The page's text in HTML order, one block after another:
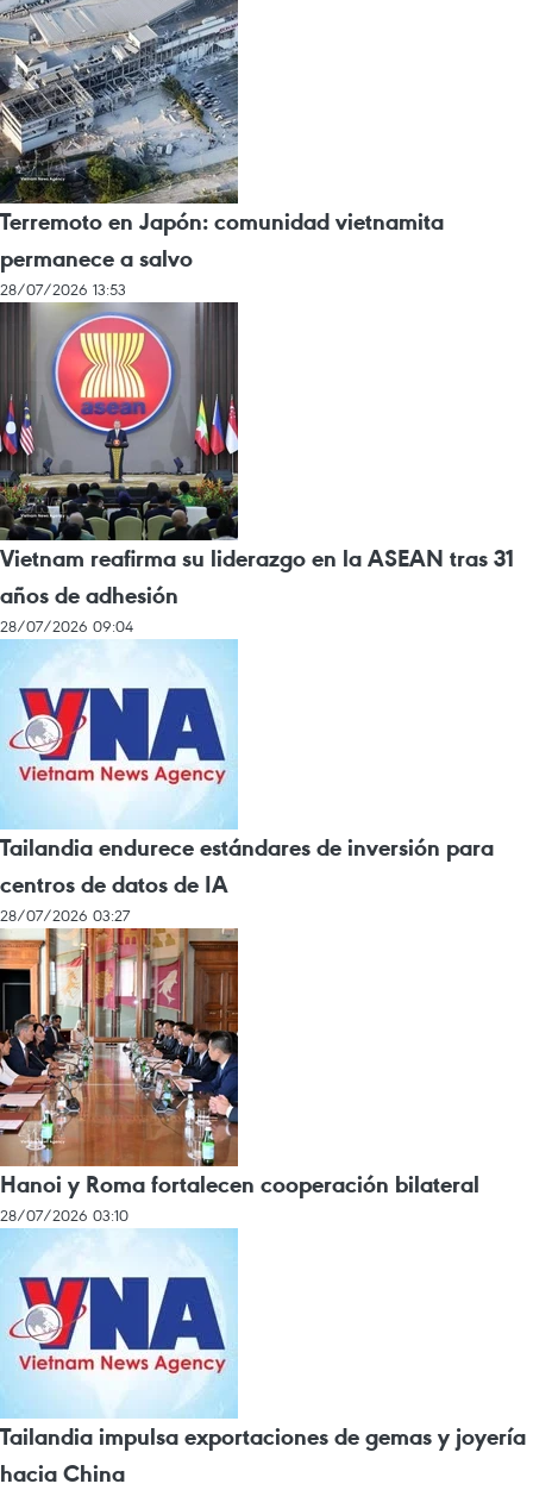
Terremoto en Japón: comunidad vietnamita
permanece a salvo
28/07/2026 13:53
Vietnam reafirma su liderazgo en la ASEAN tras 31
años de adhesión
28/07/2026 09:04
Tailandia endurece estándares de inversión para
centros de datos de IA
28/07/2026 03:27
Hanoi y Roma fortalecen cooperación bilateral
28/07/2026 03:10
Tailandia impulsa exportaciones de gemas y joyería
hacia China